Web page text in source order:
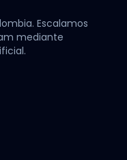
Escalamos
mediante